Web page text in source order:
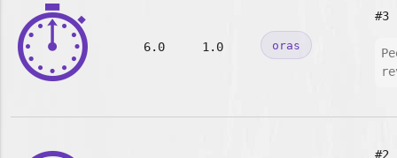
⏱️ 6.0 1.0 oras
#3
#2